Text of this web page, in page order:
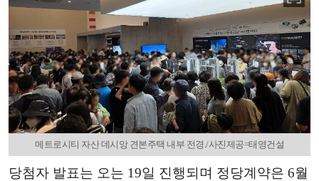
메트로시티 자산 데시앙 견본주택 내부 전경./사진제공=태영건설
당첨자 발표는 오는 19일 진행되며 정당계약은 6월